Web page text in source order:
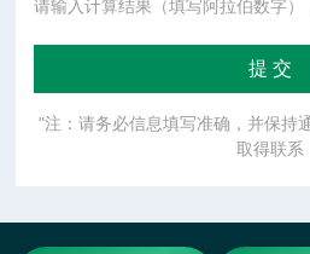
请输入计算结果（填写阿拉伯数字）
"注：请务必信息填写准确，并保持
取得联系